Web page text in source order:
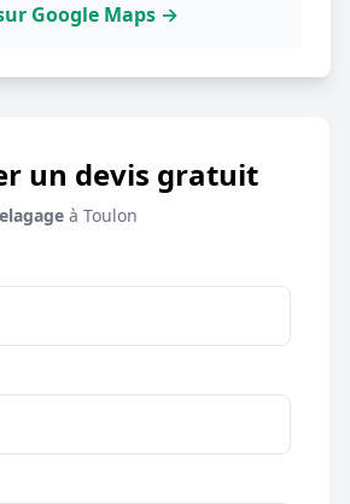
Google Maps →
un devis gratuit
à Toulon